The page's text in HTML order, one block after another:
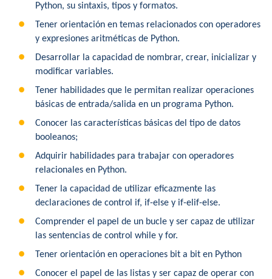
Python, su sintaxis, tipos y formatos.
Tener orientación en temas relacionados con operadores
y expresiones aritméticas de Python.
Desarrollar la capacidad de nombrar, crear, inicializar y
modificar variables.
Tener habilidades que le permitan realizar operaciones
básicas de entrada/salida en un programa Python.
Conocer las características básicas del tipo de datos
booleanos;
Adquirir habilidades para trabajar con operadores
relacionales en Python.
Tener la capacidad de utilizar eficazmente las
declaraciones de control if, if-else y if-elif-else.
Comprender el papel de un bucle y ser capaz de utilizar
las sentencias de control while y for.
Tener orientación en operaciones bit a bit en Python
Conocer el papel de las listas y ser capaz de operar con